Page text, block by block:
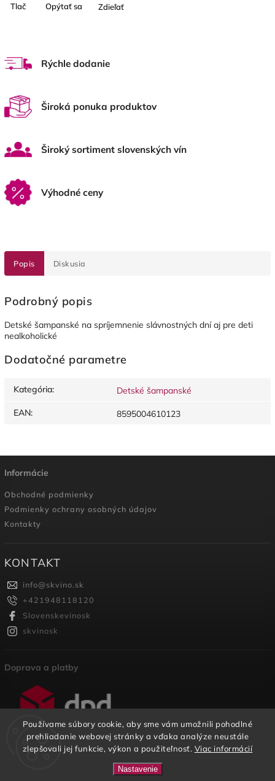
Používame súbory cookie, aby sme vám umožnili pohodlné
prehliadanie webovej stránky a vďaka analýze neustále
zlepšovali jej funkcie, výkon a použiteľnosť. Viac informácií
Nastavenie
U nás nájdete širokú ponuku SK vinárstiev na jednom
Tlač Opýtať sa Zdieľať
Rýchle dodanie
Široká ponuka produktov
Široký sortiment slovenských vín
Výhodné ceny
Popis Diskusia
Podrobný popis
Detské šampanské na spríjemnenie slávnostných dní aj pre deti
nealkoholické
Dodatočné parametre
Kategória:
Detské šampanské
EAN: 8595004610123
Informácie
Obchodné podmienky
Podmienky ochrany osobných údajov
Kontakty
KONTAKT
info@skvino.sk
+421948118120
Slovenskevinosk
skvinosk
Doprava a platby
SKVINO. Všetky práva vyhradené.
Shoptet| DesignShoptak.cz.